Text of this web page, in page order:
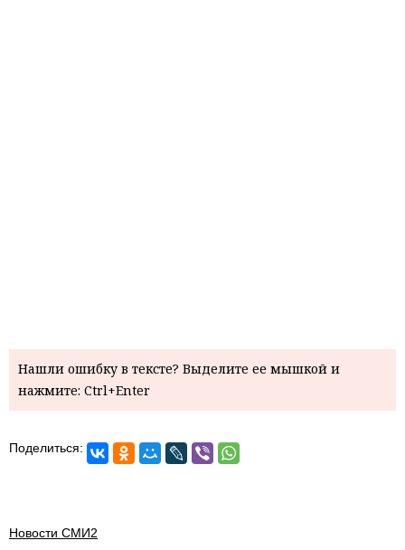
Нашли ошибку в тексте? Выделите ее мышкой и
нажмите: Ctrl+Enter
Поделиться:
Новости СМИ2